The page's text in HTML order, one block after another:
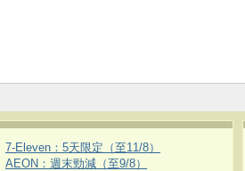
7-Eleven：5天限定（至11/8）
AEON：週末勁減（至9/8）